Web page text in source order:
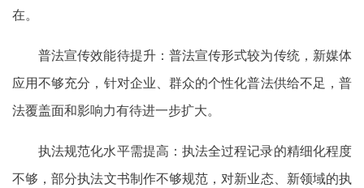
在。
普法宣传效能待提升：普法宣传形式较为传统，新媒体
应用不够充分，针对企业、群众的个性化普法供给不足，普
法覆盖面和影响力有待进一步扩大。
执法规范化水平需提高：执法全过程记录的精细化程度
不够，部分执法文书制作不够规范，对新业态、新领域的执